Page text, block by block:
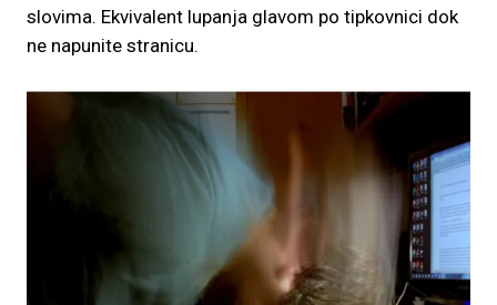
slovima. Ekvivalent lupanja glavom po tipkovnici dok
ne napunite stranicu.